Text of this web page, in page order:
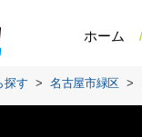
ホーム
探す > 名古屋市緑区 >